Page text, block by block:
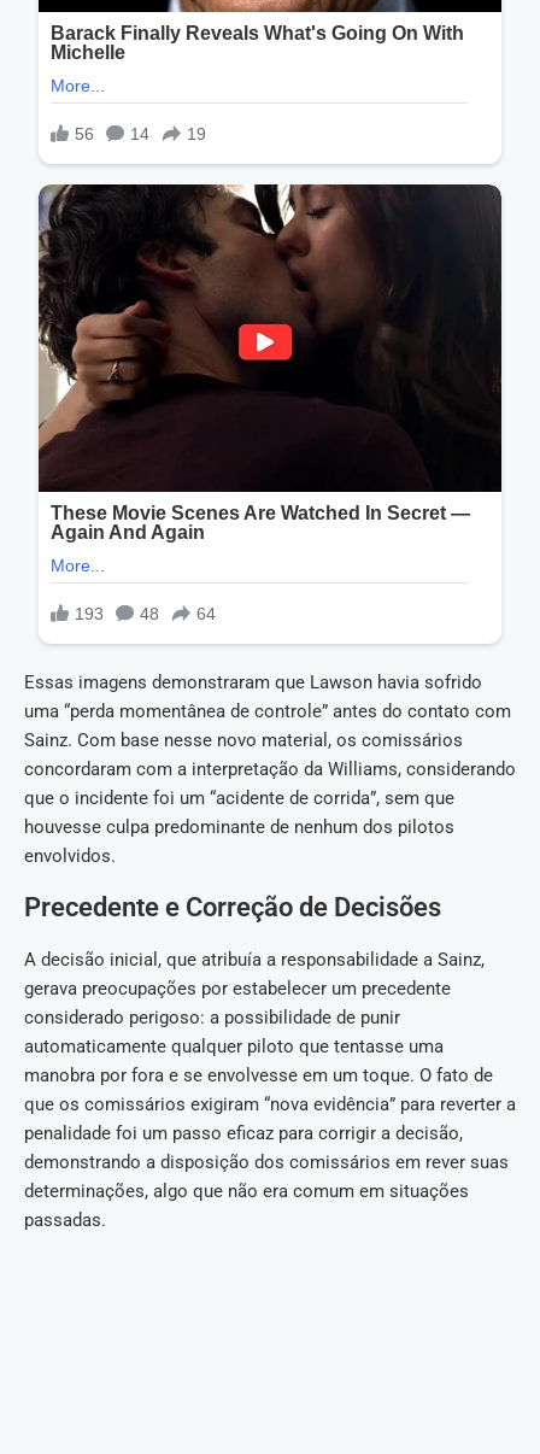
Essas imagens demonstraram que Lawson havia sofrido
uma “perda momentânea de controle” antes do contato com
Sainz. Com base nesse novo material, os comissários
concordaram com a interpretação da Williams, considerando
que o incidente foi um “acidente de corrida”, sem que
houvesse culpa predominante de nenhum dos pilotos
envolvidos.
Precedente e Correção de Decisões
A decisão inicial, que atribuía a responsabilidade a Sainz,
gerava preocupações por estabelecer um precedente
considerado perigoso: a possibilidade de punir
automaticamente qualquer piloto que tentasse uma
manobra por fora e se envolvesse em um toque. O fato de
que os comissários exigiram “nova evidência” para reverter a
penalidade foi um passo eficaz para corrigir a decisão,
demonstrando a disposição dos comissários em rever suas
determinações, algo que não era comum em situações
passadas.